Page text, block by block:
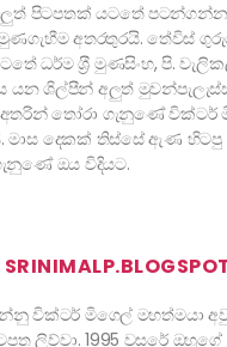
පිටපතක් යටතේ
අතරතුරයි. තේවිස්
ධර්ම ශ‍්‍රී මුණසිංහ, පි.
යන ශිල්පීන් අලුත්
අතරින් තෝරා ගැනුණේ වික්ටර්
මාස දෙකක් තිස්සේ ඇණ හිටපු
ඔය විදියට.
වික්ටර් මිගෙල් මහත්මයා
ලිව්වා. 1995 වසරේ